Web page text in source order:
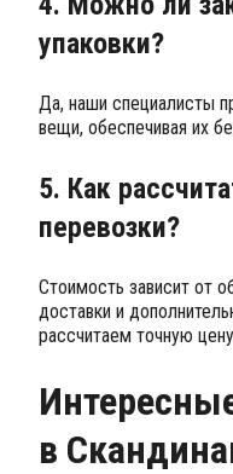
упаковки?
Да, наши специалисты
вещи, обеспечивая их
5. Как
перевозки?
Стоимость зависит от
доставки и
рассчитаем точную
в